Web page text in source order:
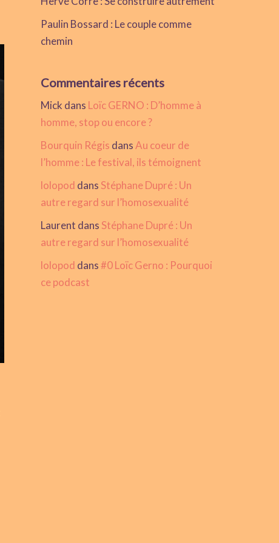
Paulin Bossard : Le couple comme
chemin
Commentaires récents
Mick dans Loïc GERNO : D’homme à
homme, stop ou encore ?
Bourquin Régis dansAu coeur de
l’homme : Le festival, ils témoignent
lolopod dans Stéphane Dupré : Un
autre regard sur l’homosexualité
Laurent dans Stéphane Dupré : Un
autre regard sur l’homosexualité
lolopod dans#0 Loïc Gerno : Pourquoi
ce podcast